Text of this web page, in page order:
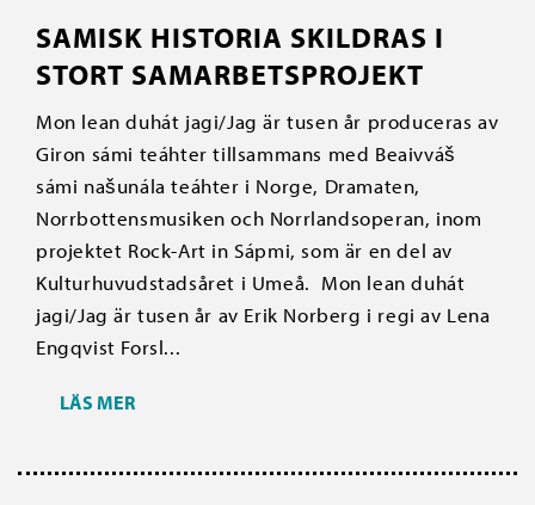
SAMISK HISTORIA SKILDRAS I
STORT SAMARBETSPROJEKT
Mon lean duhát jagi/Jag är tusen år produceras av
Giron sámi teáhter tillsammans med Beaivváš
sámi našunála teáhter i Norge, Dramaten,
Norrbottensmusiken och Norrlandsoperan, inom
projektet Rock-Art in Sápmi, som är en del av
Kulturhuvudstadsåret i Umeå. Mon lean duhát
jagi/Jag är tusen år av Erik Norberg i regi av Lena
Engqvist Forsl...
LÄS MER